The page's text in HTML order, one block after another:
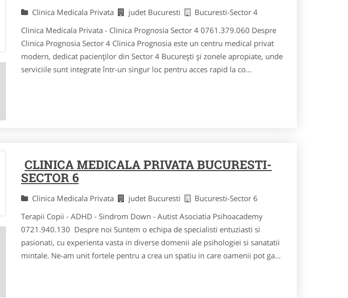
Clinica Medicala Privata judet Bucuresti
Bucuresti-Sector 4
Clinica Medicala Privata - Clinica Prognosia Sector 4 0761.379.060 Despre
Clinica Prognosia Sector 4 Clinica Prognosia este un centru medical privat
modern, dedicat pacienților din Sector 4 București și zonele apropiate, unde
serviciile sunt integrate într-un singur loc pentru acces rapid la co...
CLINICA MEDICALA PRIVATA BUCURESTI-
SECTOR 6
Clinica Medicala Privata judet Bucuresti
Bucuresti-Sector 6
Terapii Copii - ADHD - Sindrom Down - Autist Asociatia Psihoacademy
0721.940.130 Despre noi Suntem o echipa de specialisti entuziasti si
pasionati, cu experienta vasta in diverse domenii ale psihologiei si sanatatii
mintale. Ne-am unit fortele pentru a crea un spatiu in care oamenii pot ga...